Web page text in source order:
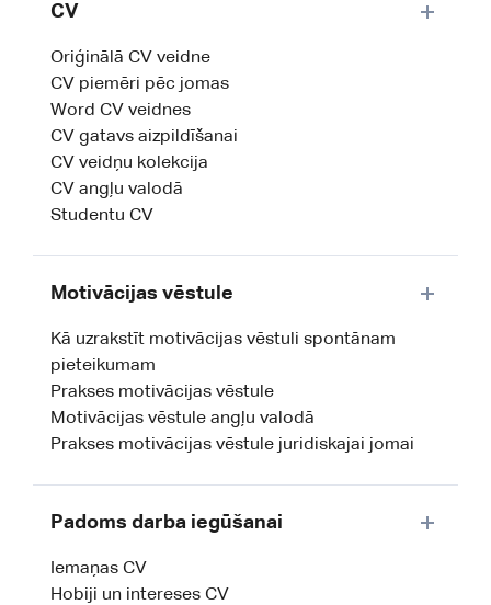
CV
Oriģinālā CV veidne
CV piemēri pēc jomas
Word CV veidnes
CV gatavs aizpildīšanai
CV veidņu kolekcija
CV angļu valodā
Studentu CV
Motivācijas vēstule
Kā uzrakstīt motivācijas vēstuli spontānam
pieteikumam
Prakses motivācijas vēstule
Motivācijas vēstule angļu valodā
Prakses motivācijas vēstule juridiskajai jomai
Padoms darba iegūšanai
Iemaņas CV
Hobiji un intereses CV